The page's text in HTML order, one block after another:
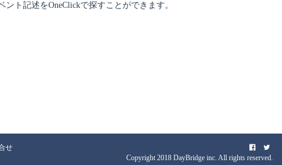
ント記述をOneClickで探すことができます。
せ
Copyright 2018 DayBridge inc. All rights reserved.